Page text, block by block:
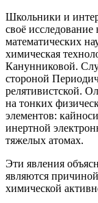
Школьники и
своё
математических
химическая
Канунниковой.
стороной
релятивистской.
на тонких
элементов:
инертной
тяжелых атомах.
Эти явления
являются
химической